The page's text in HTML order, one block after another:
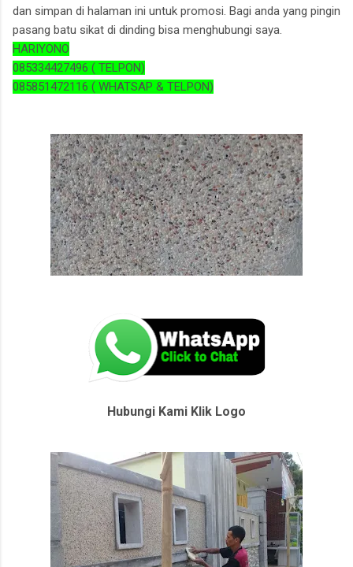
dan simpan di halaman ini untuk promosi. Bagi anda yang pingin
pasang batu sikat di dinding bisa menghubungi saya.
HARIYONO
085334427496 ( TELPON)
085851472116 ( WHATSAP & TELPON)
Hubungi Kami Klik Logo